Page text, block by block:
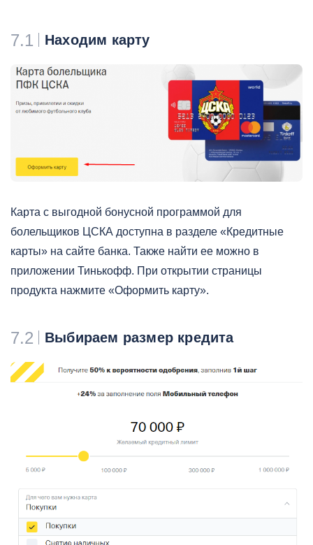
7.1 Находим карту
Карта с выгодной бонусной программой для
болельщиков ЦСКА доступна в разделе «Кредитные
карты» на сайте банка. Также найти ее можно в
приложении Тинькофф. При открытии страницы
продукта нажмите «Оформить карту».
7.2 Выбираем размер кредита